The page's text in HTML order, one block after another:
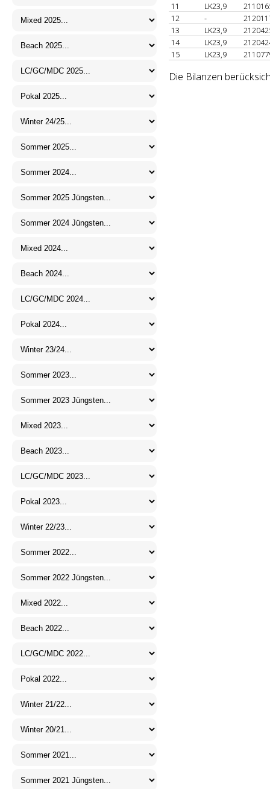
11
LK23,9
12
-
13
LK23,9
14
LK23,9
15
LK23,9
Die Bilanzen